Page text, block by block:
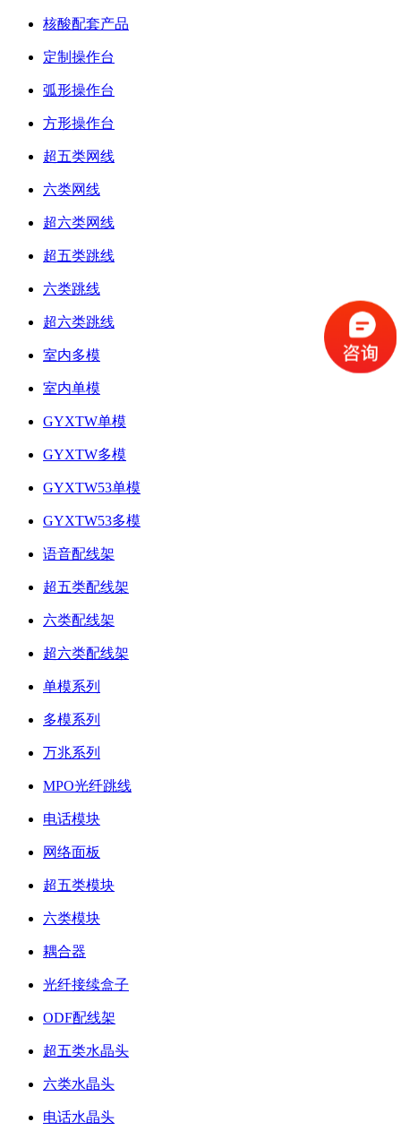
核酸配套产品
定制操作台
弧形操作台
方形操作台
超五类网线
六类网线
超六类网线
超五类跳线
六类跳线
超六类跳线
室内多模
室内单模
GYXTW单模
GYXTW多模
GYXTW53单模
GYXTW53多模
语音配线架
超五类配线架
六类配线架
超六类配线架
单模系列
多模系列
万兆系列
MPO光纤跳线
电话模块
网络面板
超五类模块
六类模块
耦合器
光纤接续盒子
ODF配线架
超五类水晶头
六类水晶头
电话水晶头